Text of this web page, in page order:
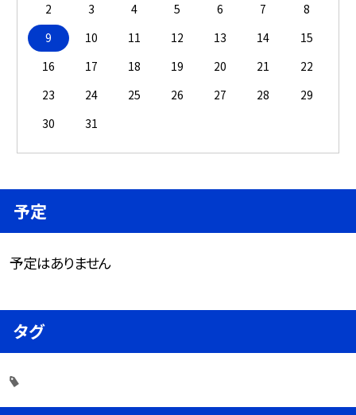
2
3 4 5 6 7
8
9
10 11 12 13 14
15
16
17 18 19 20 21
22
23
24 25 26 27 28
29
30
31
予定
予定はありません
タグ